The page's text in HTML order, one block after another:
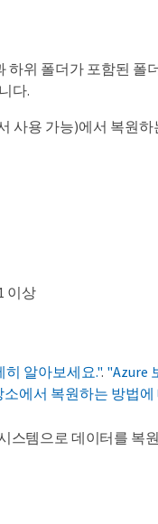
하위 폴더가 포함된 폴
다.
사용 가능)에서 복원
이상
히 알아보세요.". "Azure
에서 복원하는 방법
스템으로 데이터를 복